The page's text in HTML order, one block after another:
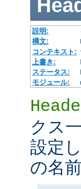
説明:
構文:
コンテキスト:
上書き:
ステータス:
モジュール:
クス
設定
の名